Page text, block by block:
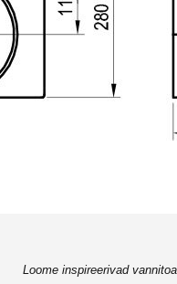
Loome inspireerivad